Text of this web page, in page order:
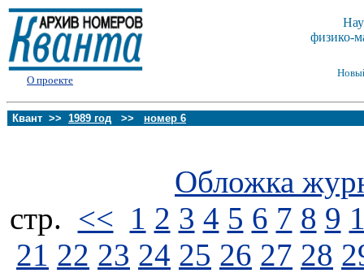
О проекте
физико-
Квант >> 1989 год >> номер 6
Обложка
стp. << 1 2 3 4 5 6 7 8 9
21 22 23 24 25 26 27 28